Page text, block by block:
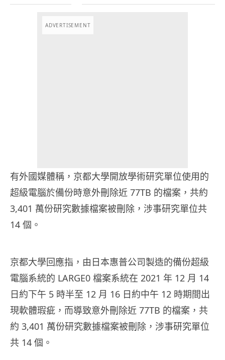
ADVERTISEMENT
有外國媒體稱，京都大學開放學術研究單位使用的
超級電腦於備份時意外刪除近 77TB 的檔案，共約
3,401 萬份研究數據檔案被刪除，涉事研究單位共
14 個。
京都大學回應指，由日本惠普公司製造的備份超級
電腦系統的 LARGE0 檔案系統在 2021 年 12 月 14
日約下午 5 時半至 12 月 16 日約中午 12 時期間出
現軟體瑕疵，而導致意外刪除近 77TB 的檔案，共
約 3,401 萬份研究數據檔案被刪除，涉事研究單位
共 14 個。